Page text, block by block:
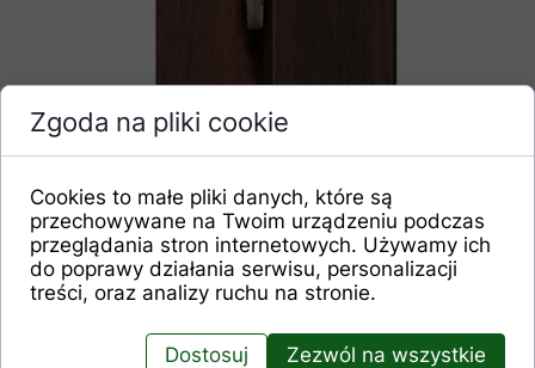
Regulowane trzy zawiasy 2-czopowe
(drzwi przylgowe).
Zgoda na pliki cookie
Cookies to małe pliki danych, które są
przechowywane na Twoim urządzeniu podczas
przeglądania stron internetowych. Używamy ich
do poprawy działania serwisu, personalizacji
treści, oraz analizy ruchu na stronie.
Dostosuj Zezwól na wszystkie